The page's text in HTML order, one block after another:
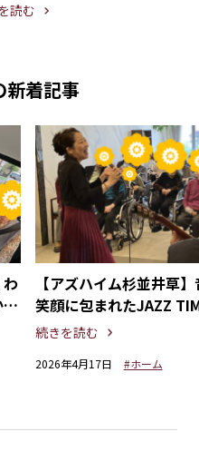
読む
新着記事
わ
【アズハイム杉並井草
笑顔に包まれたJAZZ
続きを読む
2026年4月17日 #ホーム